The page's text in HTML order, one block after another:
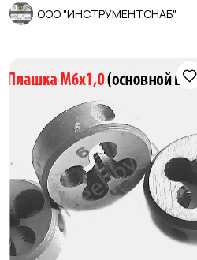
ООО "ИНСТРУМЕНТСНАБ"